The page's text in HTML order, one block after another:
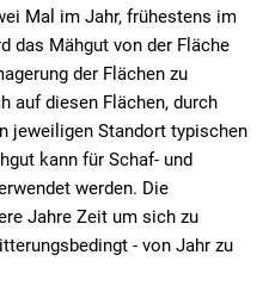
Mal im Jahr, frühestens im
das Mähgut von der Fläche
der Flächen zu
auf diesen Flächen, durch
jeweiligen Standort typischen
kann für Schaf- und
werden. Die
Jahre Zeit um sich zu
- von Jahr zu